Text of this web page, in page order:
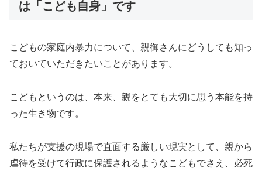
は「こども自身」です
こどもの家庭内暴力について、親御さんにどうしても知っ
ておいていただきたいことがあります。
こどもというのは、本来、親をとても大切に思う本能を持
った生き物です。
私たちが支援の現場で直面する厳しい現実として、親から
虐待を受けて行政に保護されるようなこどもでさえ、必死